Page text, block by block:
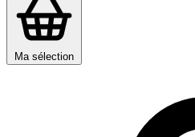
Ma sélection